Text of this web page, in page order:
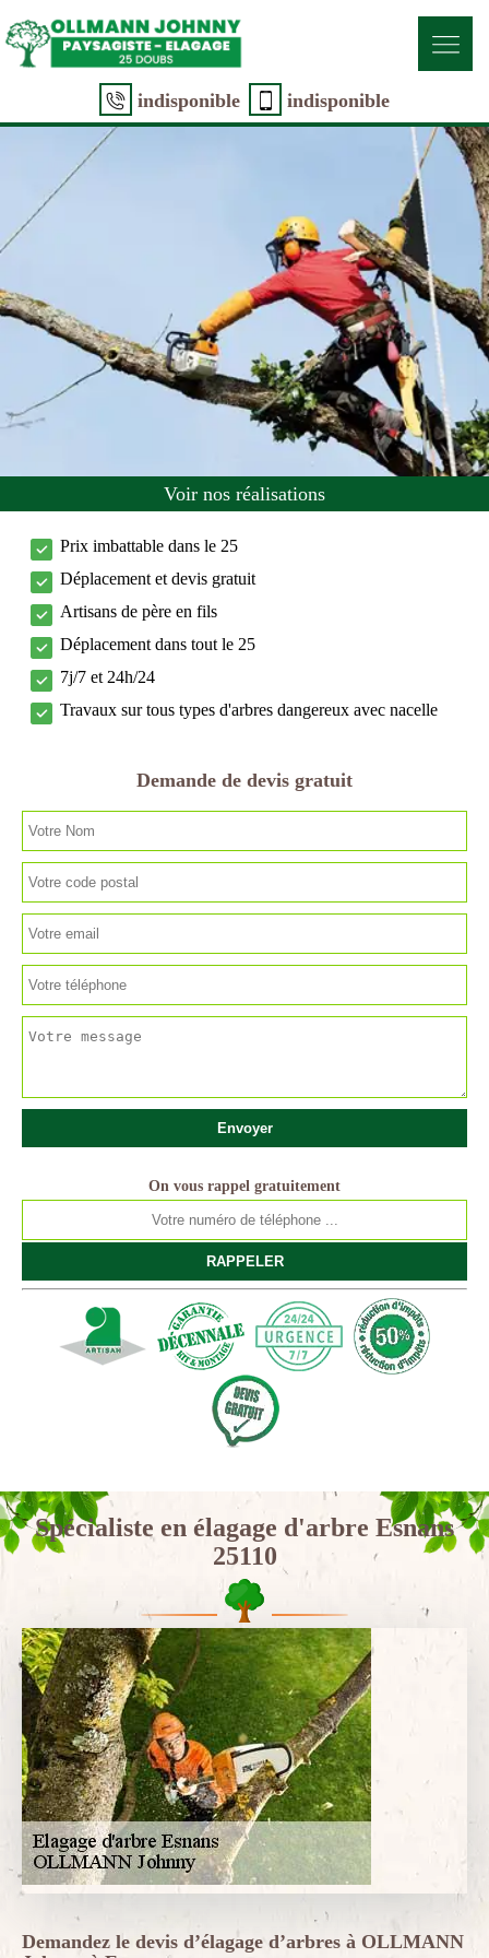
indisponible indisponible
Voir nos réalisations
Prix imbattable dans le 25
Déplacement et devis gratuit
Artisans de père en fils
Déplacement dans tout le 25
7j/7 et 24h/24
Travaux sur tous types d'arbres dangereux avec nacelle
Demande de devis gratuit
On vous rappel gratuitement
Spécialiste en élagage d'arbre Esnans
25110
Demandez le devis d’élagage d’arbres à OLLMANN